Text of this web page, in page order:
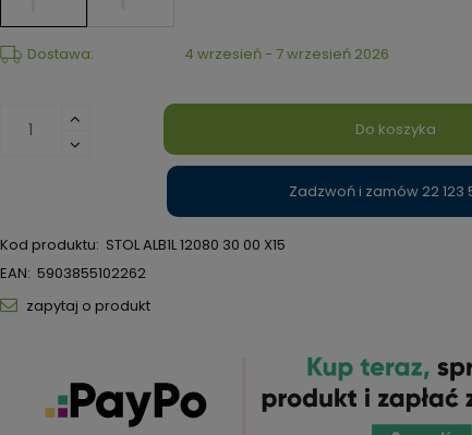
Dostawa: 4 wrzesień - 7 wrzesień 2026
Do koszyka
Zadzwoń i zamów 22 123
Kod produktu: STOL ALB1L 12080 30 00 X15
EAN: 5903855102262
zapytaj o produkt